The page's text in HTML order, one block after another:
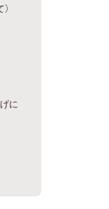
に